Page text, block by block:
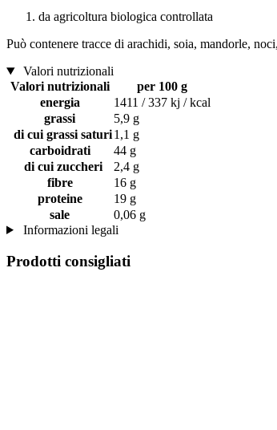
da agricoltura biologica controllata
Può contenere tracce di arachidi, soia, mandorle,
Valori nutrizionali
Valori nutrizionali
per 100 g
energia
1411 / 337 kj / kcal
grassi
5,9 g
di cui grassi saturi1,1 g
carboidrati
44 g
di cui zuccheri
2,4 g
fibre
16 g
proteine
19 g
sale
0,06 g
Informazioni legali
Prodotti consigliati